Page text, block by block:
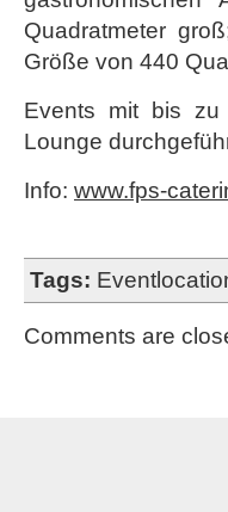
Quadratmeter
Größe von 440
Events mit bis zu
Lounge
Info: www.fps-
Tags:
Comments are